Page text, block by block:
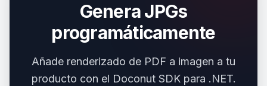
Genera JPGs
programáticamente
Añade renderizado de PDF a imagen a tu
producto con el Doconut SDK para .NET.